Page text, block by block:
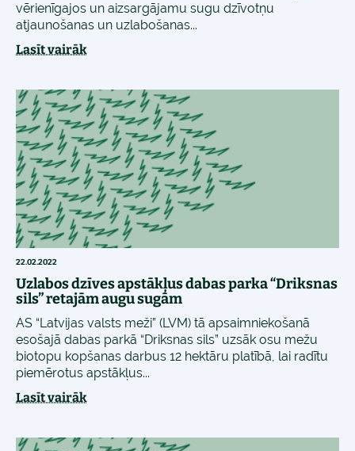
vērienīgajos un aizsargājamu sugu dzīvotņu
atjaunošanas un uzlabošanas...
Lasīt vairāk
22.02.2022
Uzlabos dzīves apstākļus dabas parka “Driksnas
sils” retajām augu sugām
AS “Latvijas valsts meži” (LVM) tā apsaimniekošanā
esošajā dabas parkā “Driksnas sils” uzsāk osu mežu
biotopu kopšanas darbus 12 hektāru platībā, lai radītu
piemērotus apstākļus...
Lasīt vairāk